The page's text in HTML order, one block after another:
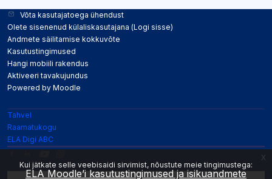
Kui jätkate selle veebisaidi sirvimist, nõustute meie tingimustega:
ELA Moodle’i kasutustingimused ja isikuandmete
x
Võta kasutajatoega ühendust
Olete sisenenud külaliskasutajana (Logi sisse)
Andmete säilitamise kokkuvõte
Kasutustingimused
Hangi mobiili rakendus
Aktiveeri tavakujundus
Powered by Moodle
Tahvel
Raamatukogu
ELA Digi ABC